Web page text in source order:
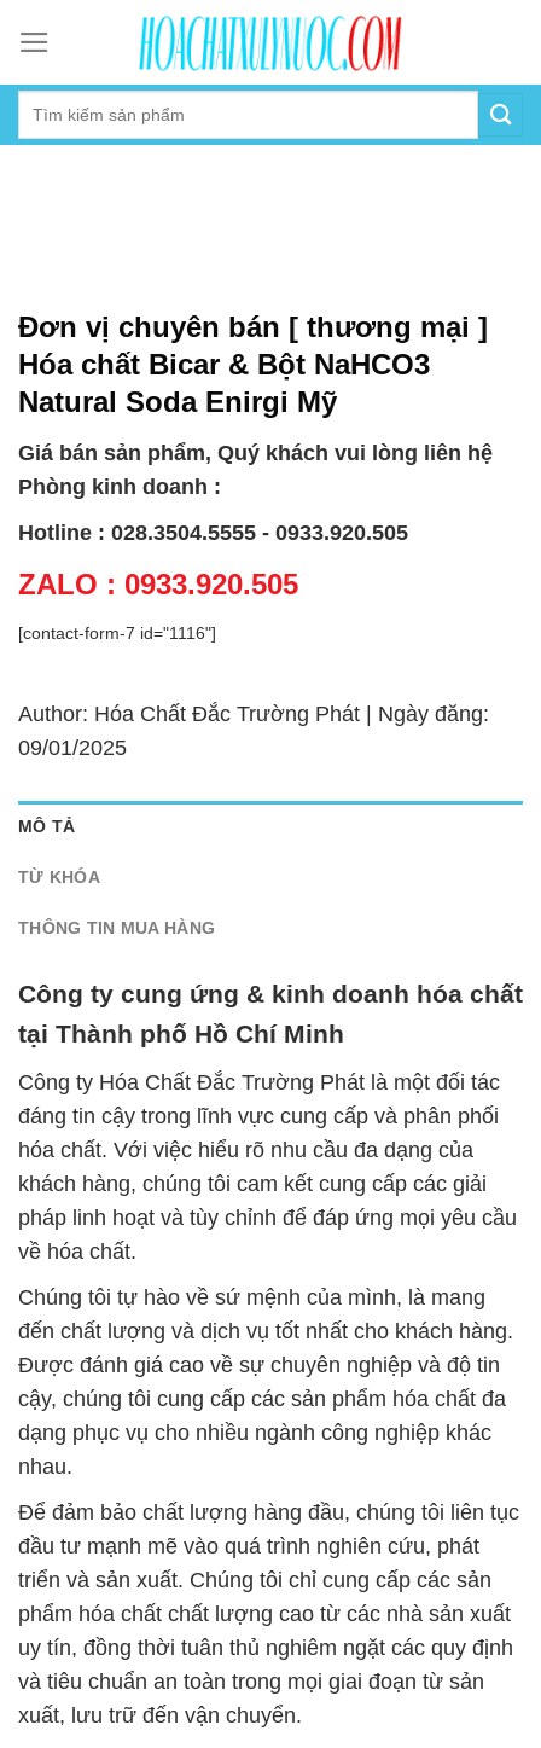
content
Đơn vị chuyên bán [ thương mại ]
Hóa chất Bicar & Bột NaHCO3
Natural Soda Enirgi Mỹ
Giá bán sản phẩm, Quý khách vui lòng liên hệ
Phòng kinh doanh :
Hotline : 028.3504.5555 - 0933.920.505
ZALO : 0933.920.505
[contact-form-7 id="1116"]
Author: Hóa Chất Đắc Trường Phát | Ngày đăng:
09/01/2025
MÔ TẢ
TỪ KHÓA
THÔNG TIN MUA HÀNG
Công ty cung ứng & kinh doanh hóa chất
tại Thành phố Hồ Chí Minh
Công ty Hóa Chất Đắc Trường Phát là một đối tác
đáng tin cậy trong lĩnh vực cung cấp và phân phối
hóa chất. Với việc hiểu rõ nhu cầu đa dạng của
khách hàng, chúng tôi cam kết cung cấp các giải
pháp linh hoạt và tùy chỉnh để đáp ứng mọi yêu cầu
về hóa chất.
Chúng tôi tự hào về sứ mệnh của mình, là mang
đến chất lượng và dịch vụ tốt nhất cho khách hàng.
Được đánh giá cao về sự chuyên nghiệp và độ tin
cậy, chúng tôi cung cấp các sản phẩm hóa chất đa
dạng phục vụ cho nhiều ngành công nghiệp khác
nhau.
Để đảm bảo chất lượng hàng đầu, chúng tôi liên tục
đầu tư mạnh mẽ vào quá trình nghiên cứu, phát
triển và sản xuất. Chúng tôi chỉ cung cấp các sản
phẩm hóa chất chất lượng cao từ các nhà sản xuất
uy tín, đồng thời tuân thủ nghiêm ngặt các quy định
và tiêu chuẩn an toàn trong mọi giai đoạn từ sản
xuất, lưu trữ đến vận chuyển.